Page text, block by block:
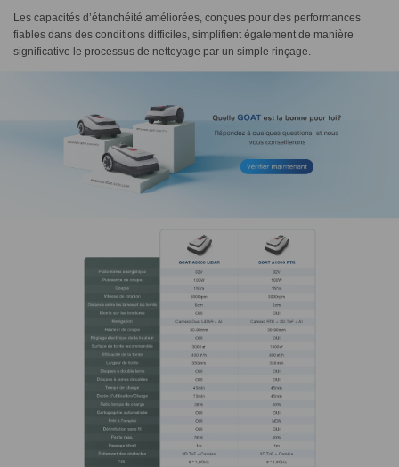
Les capacités d’étanchéité améliorées, conçues pour des performances
fiables dans des conditions difficiles, simplifient également de manière
significative le processus de nettoyage par un simple rinçage.